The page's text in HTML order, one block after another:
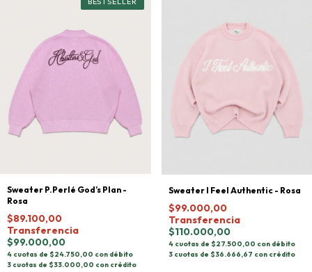
Sweater P.Perlé God’s Plan -
Rosa
$89.100,00
Transferencia
$99.000,00
4 cuotas de $24.750,00 con débito
3 cuotas de $33.000,00 con crédito
Sweater I Feel Authentic - Rosa
$99.000,00
Transferencia
$110.000,00
4 cuotas de $27.500,00 con débito
3 cuotas de $36.666,67 con crédito